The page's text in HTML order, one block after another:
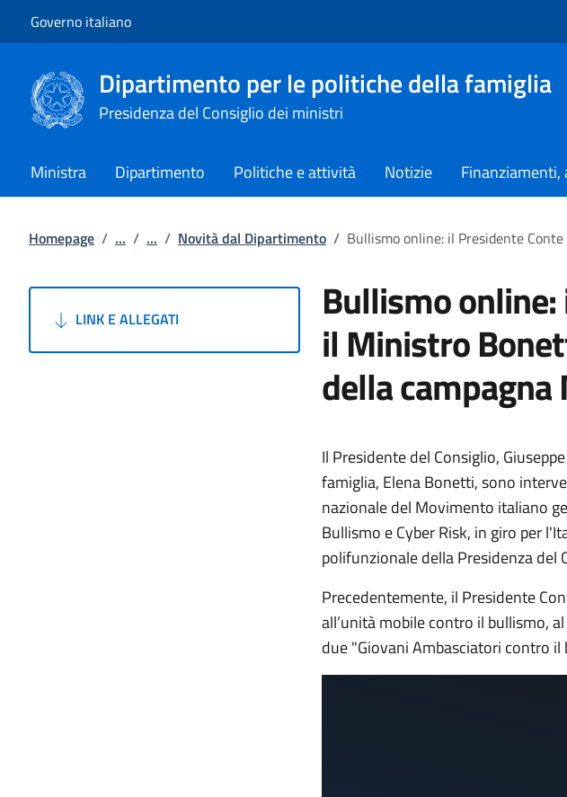
Governo italiano
Dipartimento per le politiche della famiglia
Presidenza del Consiglio dei ministri
Ministra Dipartimento Politiche e attività Notizie Finanziamenti,
Homepage / ... / ... / Novità dal Dipartimento / Bullismo online: il Presidente
LINK E ALLEGATI Bullismo
il Ministro
della campagna
Il Presidente del Consiglio,
famiglia, Elena Bonetti, sono
nazionale del Movimento italiano
Bullismo e Cyber Risk, in giro per
polifunzionale della Presidenza del
Precedentemente, il Presidente
all’unità mobile contro il bullismo,
due "Giovani Ambasciatori contro il